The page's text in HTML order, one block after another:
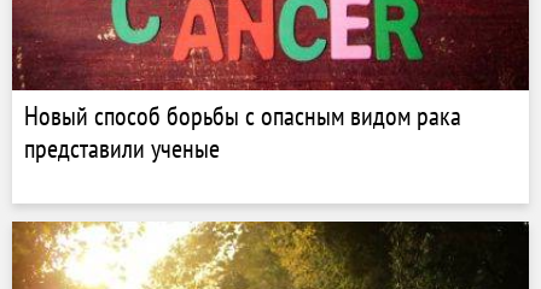
Новый способ борьбы с опасным видом рака
представили ученые